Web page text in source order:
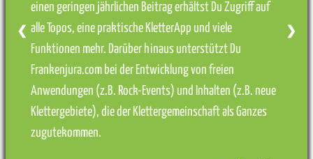
einen geringen jährlichen Beitrag erhältst Du Zugriff auf
alle Topos, eine praktische KletterApp und viele
Funktionen mehr. Darüber hinaus unterstützt Du
Frankenjura.com bei der Entwicklung von freien
Anwendungen (z.B. Rock-Events) und Inhalten (z.B. neue
Klettergebiete), die der Klettergemeinschaft als Ganzes
zugutekommen.
❮ ❯